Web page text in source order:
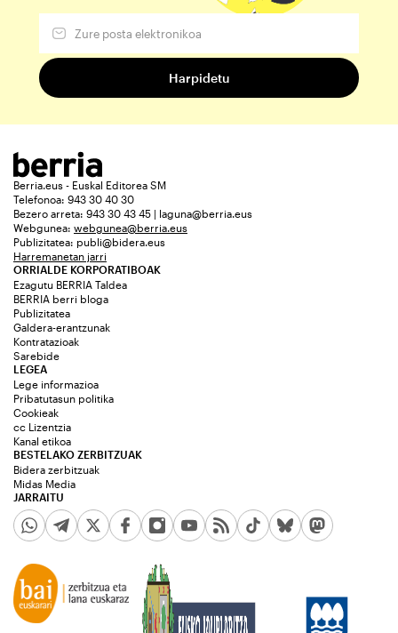
Berria.eus - Euskal Editorea SM
Telefonoa: 943 30 40 30
Bezero arreta: 943 30 43 45 | laguna@berria.eus
Webgunea: webgunea@berria.eus
Publizitatea: publi@bidera.eus
Harremanetan jarri
ORRIALDE KORPORATIBOAK
Ezagutu BERRIA Taldea
BERRIA berri bloga
Publizitatea
Galdera-erantzunak
Kontratazioak
Sarebide
JARRAITU
LEGEA
Lege informazioa
Pribatutasun politika
Cookieak
cc Lizentzia
Kanal etikoa
BESTELAKO ZERBITZUAK
Bidera zerbitzuak
Midas Media